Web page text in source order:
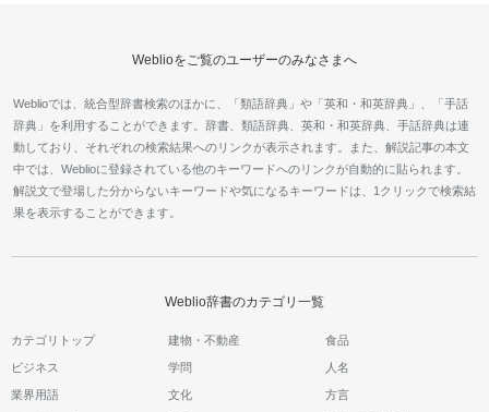
Weblioをご覧のユーザーのみなさまへ
Weblioでは、統合型辞書検索のほかに、「類語辞典」や「英和・和英辞典」、「手話
辞典」を利用することができます。辞書、類語辞典、英和・和英辞典、手話辞典は連
動しており、それぞれの検索結果へのリンクが表示されます。また、解説記事の本文
中では、Weblioに登録されている他のキーワードへのリンクが自動的に貼られます。
解説文で登場した分からないキーワードや気になるキーワードは、1クリックで検索結
果を表示することができます。
Weblio辞書のカテゴリ一覧
カテゴリトップ 建物・不動産 食品
ビジネス 学問 人名
業界用語 文化 方言